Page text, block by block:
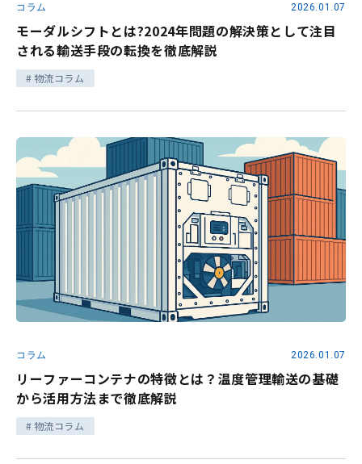
コラム 2026.01.07
モーダルシフトとは?2024年問題の解決策として注目
される輸送手段の転換を徹底解説
物流コラム
コラム 2026.01.07
リーファーコンテナの特徴とは？温度管理輸送の基礎
から活用方法まで徹底解説
物流コラム